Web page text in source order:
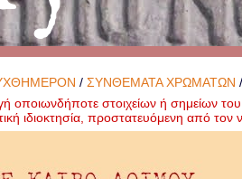
/ΣΥΝΘΕΜΑΤΑ ΧΡΩΜΑΤΩΝ
οποιωνδήποτε στοιχείων ή σημείων
ιδιοκτησία, προστατευόμενη από